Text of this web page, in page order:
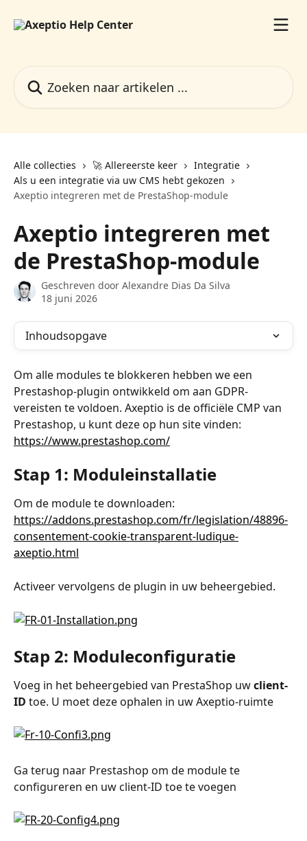
Alle collecties 🚀 Allereerste keer
Integratie
Als u een integratie via uw CMS hebt gekozen
Axeptio integreren met de PrestaShop-module
Axeptio integreren met
de PrestaShop-module
Geschreven door Alexandre Dias Da Silva
18 juni 2026
Inhoudsopgave
Om alle modules te blokkeren hebben we een
Prestashop-plugin ontwikkeld om aan GDPR-
vereisten te voldoen. Axeptio is de officiële CMP van
Prestashop, u kunt deze op hun site vinden:
https://www.prestashop.com/
Stap 1: Moduleinstallatie
Om de module te downloaden:
https://addons.prestashop.com/fr/legislation/48896-
consentement-cookie-transparent-ludique-
axeptio.html
Activeer vervolgens de plugin in uw beheergebied.
Stap 2: Moduleconfiguratie
Voeg in het beheergebied van PrestaShop uw client-
ID toe. U moet deze ophalen in uw Axeptio-ruimte
Ga terug naar Prestashop om de module te
configureren en uw client-ID toe te voegen